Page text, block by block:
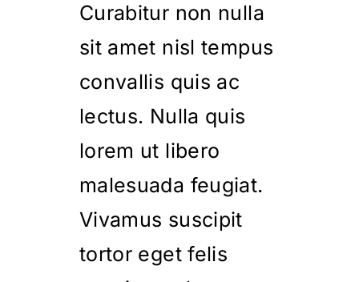
Curabitur non nulla
sit amet nisl tempus
convallis quis ac
lectus. Nulla quis
lorem ut libero
malesuada feugiat.
Vivamus suscipit
tortor eget felis